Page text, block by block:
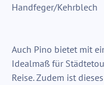
Handfeger/Kehrblech
Auch Pino bietet mit
Idealmaß für
Reise. Zudem ist